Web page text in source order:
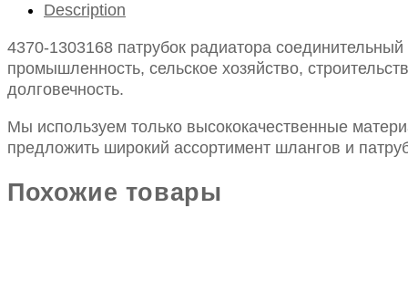
зубренок
силикон
d-
25
l-
530
quantity
Description
4370-1303168 патрубок радиатора
промышленность, сельское хозяйство,
долговечность.
Мы используем только высококачественные
предложить широкий ассортимент шлангов и
Похожие товары